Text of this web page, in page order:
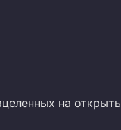
на